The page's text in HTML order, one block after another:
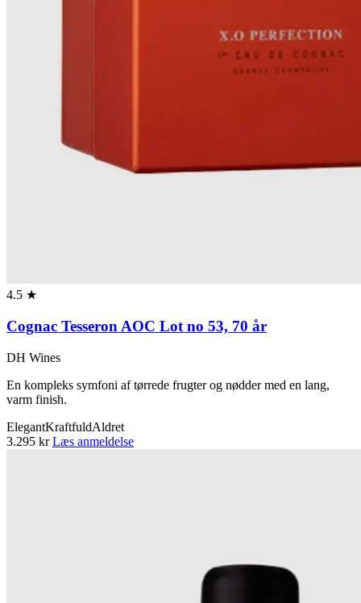
4.5 ★
Cognac Tesseron AOC Lot no 53, 70 år
DH Wines
En kompleks symfoni af tørrede frugter og nødder med en lang,
varm finish.
ElegantKraftfuldAldret
3.295 kr Læs anmeldelse